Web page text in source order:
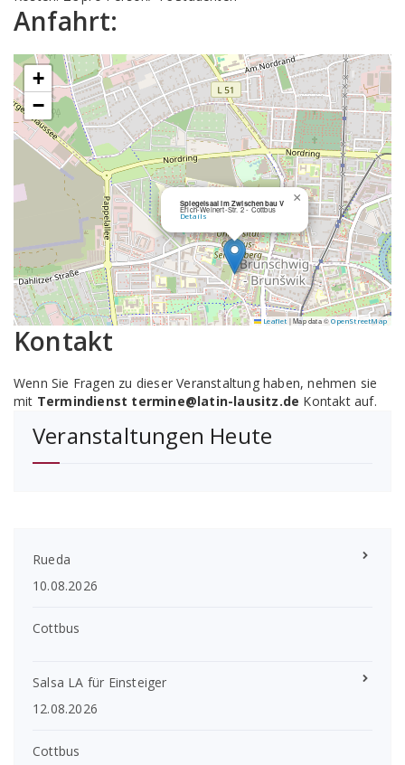
Anfahrt:
Spiegelsaal im Zwischenbau V
Erich-Weinert-Str. 2 - Cottbus
Details
×
+
−
Leaflet |Map data ©OpenStreetMap
Kontakt
Wenn Sie Fragen zu dieser Veranstaltung haben, nehmen sie
mit Termindienst termine@latin-lausitz.de Kontakt auf.
Veranstaltungen Heute
Rueda
10.08.2026
Cottbus
Salsa LA für Einsteiger
12.08.2026
Cottbus